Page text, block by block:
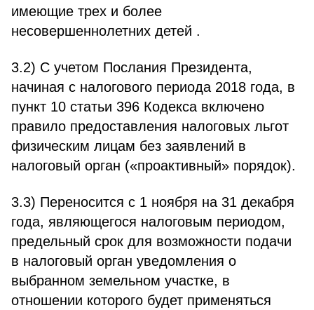
имеющие трех и более
несовершеннолетних детей .
3.2) С учетом Послания Президента,
начиная с налогового периода 2018 года, в
пункт 10 статьи 396 Кодекса включено
правило предоставления налоговых льгот
физическим лицам без заявлений в
налоговый орган («проактивный» порядок).
3.3) Переносится с 1 ноября на 31 декабря
года, являющегося налоговым периодом,
предельный срок для возможности подачи
в налоговый орган уведомления о
выбранном земельном участке, в
отношении которого будет применяться